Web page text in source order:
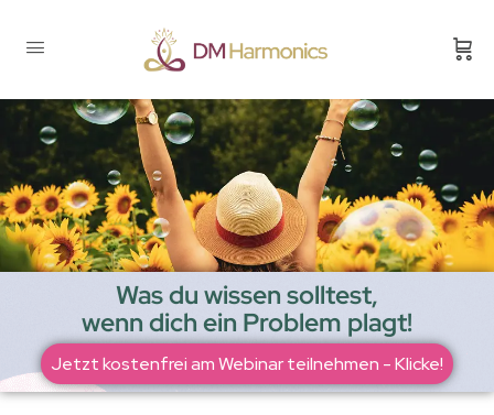
Was du wissen solltest,
wenn dich ein Problem plagt!
Jetzt kostenfrei am Webinar teilnehmen - Klicke!